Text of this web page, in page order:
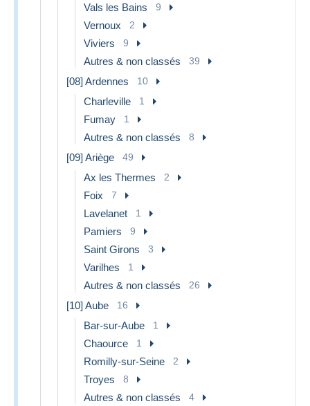
Vals les Bains 9
Vernoux 2
Viviers 9
Autres & non classés 39
[08] Ardennes 10
Charleville 1
Fumay 1
Autres & non classés 8
[09] Ariège 49
Ax les Thermes 2
Foix 7
Lavelanet 1
Pamiers 9
Saint Girons 3
Varilhes 1
Autres & non classés 26
[10] Aube 16
Bar-sur-Aube 1
Chaource 1
Romilly-sur-Seine 2
Troyes 8
Autres & non classés 4